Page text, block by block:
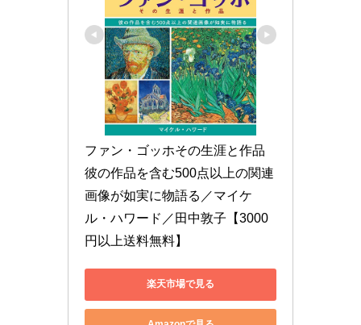
ファン・ゴッホその生涯と作品
彼の作品を含む500点以上の関連
画像が如実に物語る／マイケ
ル・ハワード／田中敦子【3000
円以上送料無料】
楽天市場で見る